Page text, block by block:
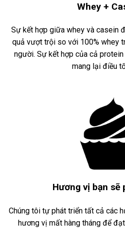
Whey +
Sự kết hợp giữa whey và casein
quả vượt trội so với 100% whey
người. Sự kết hợp của cả
mang lại điều
Hương vị bạn sẽ
Chúng tôi tự phát triển tất cả các
hương vị mất hàng tháng để